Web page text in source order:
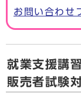
お問い合わせ
就業支援講
販売者試験